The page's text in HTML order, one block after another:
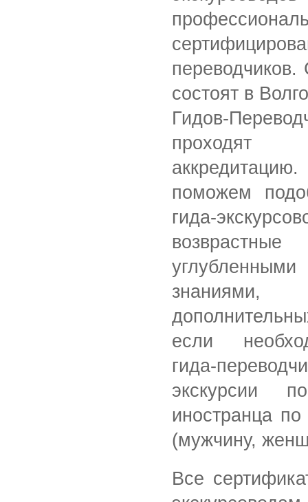
переводчиков.
состоят в
Гидов-
проходят
поможем
гида-
если
гида-
экскурсии
иностранца
(мужчину,
Все